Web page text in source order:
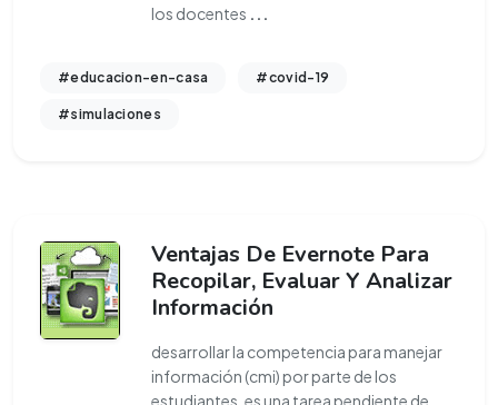
los docentes ...
#educacion-en-casa #covid-19
#simulaciones
Ventajas De Evernote Para
Recopilar, Evaluar Y Analizar
Información
desarrollar la competencia para manejar
información (cmi) por parte de los
estudiantes, es una tarea pendiente de